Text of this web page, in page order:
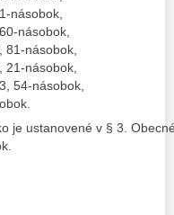
násobok,
násobok,
násobok,
násobok,
54-násobok,
je ustanovené v § 3.